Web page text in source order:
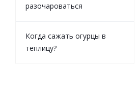
разочароваться
Когда сажать огурцы в
теплицу?